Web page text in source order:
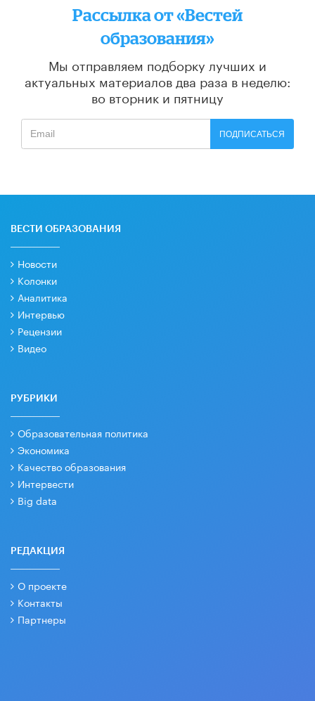
Рассылка от «Вестей
образования»
Мы отправляем подборку лучших и
актуальных материалов два раза в неделю:
во вторник и пятницу
ПОДПИСАТЬСЯ
ВЕСТИ ОБРАЗОВАНИЯ
Новости
Колонки
Аналитика
Интервью
Рецензии
Видео
РУБРИКИ
Образовательная политика
Экономика
Качество образования
Интервести
Big data
РЕДАКЦИЯ
О проекте
Контакты
Партнеры